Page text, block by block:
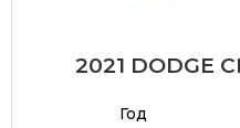
2021 DODGE
Год